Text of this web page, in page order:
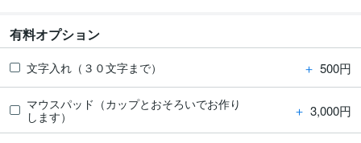
有料オプション
文字入れ（３０文字まで） ＋ 500円
マウスパッド（カップとおそろいでお作り
します）
＋ 3,000円